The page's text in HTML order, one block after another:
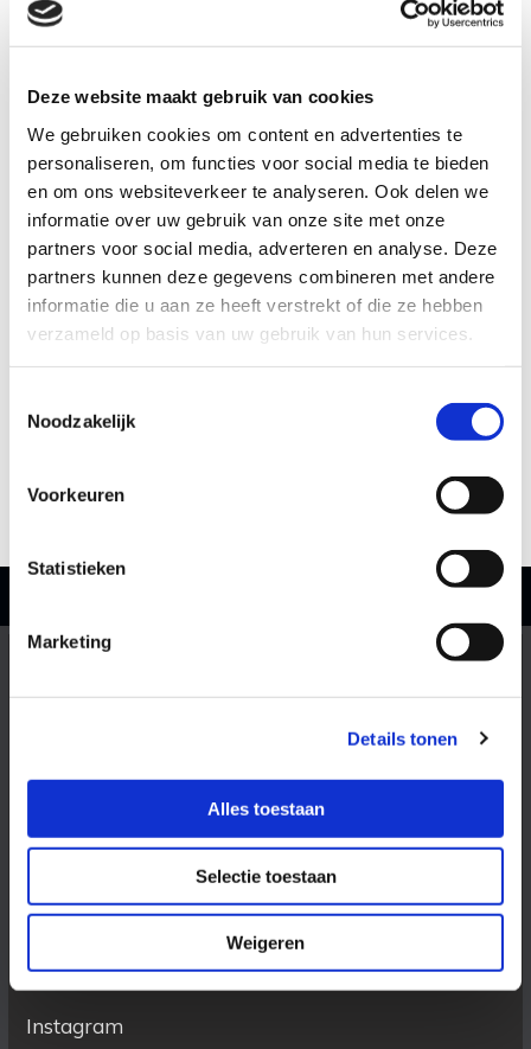
Deze website maakt gebruik van cookies
We gebruiken cookies om content en advertenties te
personaliseren, om functies voor social media te bieden
en om ons websiteverkeer te analyseren. Ook delen we
informatie over uw gebruik van onze site met onze
partners voor social media, adverteren en analyse. Deze
partners kunnen deze gegevens combineren met andere
informatie die u aan ze heeft verstrekt of die ze hebben
verzameld op basis van uw gebruik van hun services.
Noodzakelijk
Voorkeuren
Statistieken
Marketing
Details tonen
Alles toestaan
Selectie toestaan
Weigeren
E-mailadres*
Telefoonnummer*
Bericht*
Openingstijden
Woensdag 09:30 tot 17:00
Donderdag 09:30 tot 17:00
Vrijdag 09:30 tot 17:00
Zaterdag op afspraak
Vind ons ook op:
Facebook
Instagram